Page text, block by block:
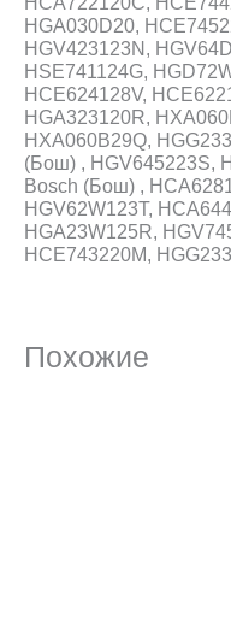
HGA030D20,
HGV423123N,
HSE741124G,
HCE624128V,
HGA323120R,
HXA060B29Q,
(Бош) , HGV645223S,
Bosch (Бош) ,
HGV62W123T,
HGA23W125R,
HCE743220M,
Похожие